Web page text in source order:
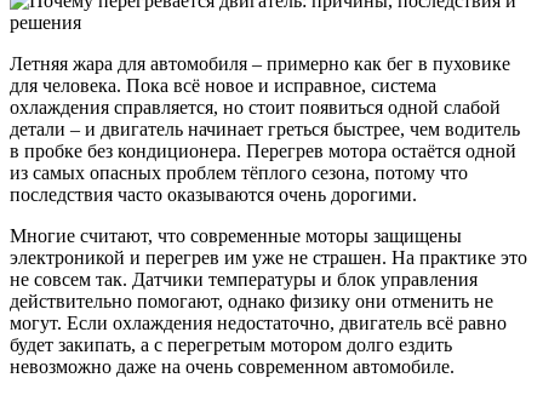
Летняя жара для автомобиля – примерно как бег в пуховике
для человека. Пока всё новое и исправное, система
охлаждения справляется, но стоит появиться одной слабой
детали – и двигатель начинает греться быстрее, чем водитель
в пробке без кондиционера. Перегрев мотора остаётся одной
из самых опасных проблем тёплого сезона, потому что
последствия часто оказываются очень дорогими.
Многие считают, что современные моторы защищены
электроникой и перегрев им уже не страшен. На практике это
не совсем так. Датчики температуры и блок управления
действительно помогают, однако физику они отменить не
могут. Если охлаждения недостаточно, двигатель всё равно
будет закипать, а с перегретым мотором долго ездить
невозможно даже на очень современном автомобиле.